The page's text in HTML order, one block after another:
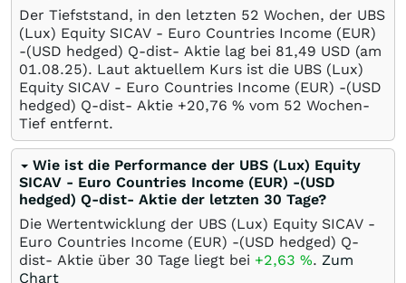
Der Tiefststand, in den letzten 52 Wochen, der UBS
(Lux) Equity SICAV - Euro Countries Income (EUR)
-(USD hedged) Q-dist- Aktie lag bei 81,49 USD (am
01.08.25). Laut aktuellem Kurs ist die UBS (Lux)
Equity SICAV - Euro Countries Income (EUR) -(USD
hedged) Q-dist- Aktie +20,76 % vom 52 Wochen-
Tief entfernt.
Wie ist die Performance der UBS (Lux) Equity
SICAV - Euro Countries Income (EUR) -(USD
hedged) Q-dist- Aktie der letzten 30 Tage?
Die Wertentwicklung der UBS (Lux) Equity SICAV -
Euro Countries Income (EUR) -(USD hedged) Q-
dist- Aktie über 30 Tage liegt bei +2,63 %. Zum
Chart